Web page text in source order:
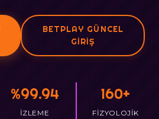
BETPLAY GÜNCEL
GIRIŞ
%99.94
İZLEME
160+
FIZYOLOJIK